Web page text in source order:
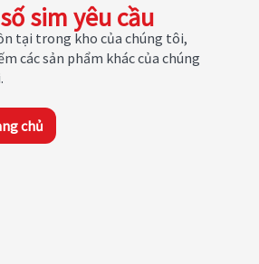
sim yêu cầu
tại trong kho của chúng tôi,
các sản phẩm khác của chúng
chủ